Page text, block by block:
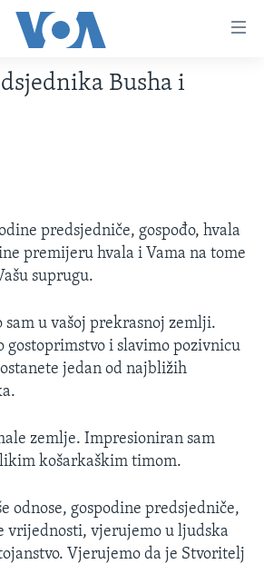
DRŽAVE
Busha i
predsjedniče, gospođo, hvala
premijeru hvala i Vama na tome
suprugu.
sam u vašoj prekrasnoj zemlji.
gostoprimstvo i slavimo pozivnicu
jedan od najbližih
zemlje. Impresioniran sam
košarkaškim timom.
odnose, gospodine predsjedniče,
vrijednosti, vjerujemo u ljudska
Vjerujemo da je Stvoritelj